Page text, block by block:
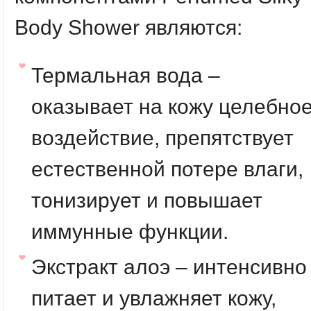
Body Shower являются:
Термальная вода –
оказывает на кожу
воздействие, препятствует
естественной потере влаги,
тонизирует и повышает
иммунные функции.
Экстракт алоэ – интенсивно
питает и увлажняет кожу,